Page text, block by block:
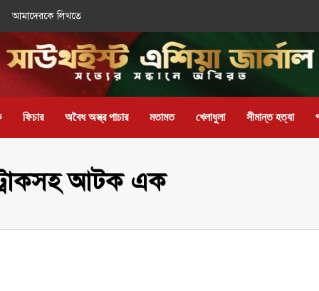
আমাদেরকে লিখতে
ফিচার অবৈধ অস্ত্র পাচার মতামত খেলাধুলা সীমান্ত হত্যা
ট্রাকসহ আটক এক